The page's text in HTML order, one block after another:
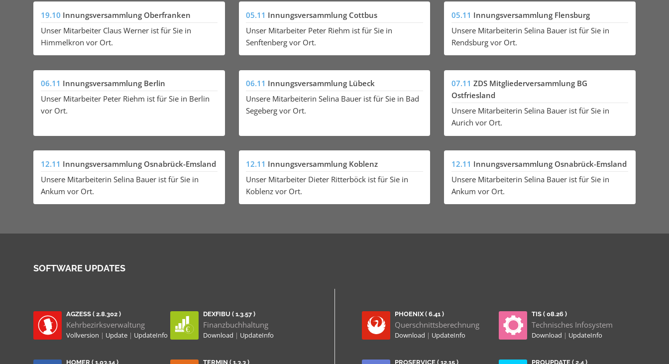
19.10 Innungsversammlung Oberfranken
Unser Mitarbeiter Claus Werner ist für Sie in
Himmelkron vor Ort.
05.11 Innungsversammlung Cottbus
Unser Mitarbeiter Peter Riehm ist für Sie in
Senftenberg vor Ort.
05.11 Innungsversammlung Flensburg
Unsere Mitarbeiterin Selina Bauer ist für Sie in
Rendsburg vor Ort.
06.11 Innungsversammlung Berlin
Unser Mitarbeiter Peter Riehm ist für Sie in Berlin
vor Ort.
06.11 Innungsversammlung Lübeck
Unsere Mitarbeiterin Selina Bauer ist für Sie in Bad
Segeberg vor Ort.
07.11 ZDS Mitgliederversammlung BG
Ostfriesland
Unsere Mitarbeiterin Selina Bauer ist für Sie in
Aurich vor Ort.
12.11 Innungsversammlung Osnabrück-Emsland
Unsere Mitarbeiterin Selina Bauer ist für Sie in
Ankum vor Ort.
12.11 Innungsversammlung Koblenz
Unser Mitarbeiter Dieter Ritterböck ist für Sie in
Koblenz vor Ort.
12.11 Innungsversammlung Osnabrück-Emsland
Unsere Mitarbeiterin Selina Bauer ist für Sie in
Ankum vor Ort.
SOFTWARE UPDATES
AGZESS ( 2.8.302 )
Kehrbezirksverwaltung
Vollversion | Update | UpdateInfo
DEXFIBU ( 1.3.57 )
Finanzbuchhaltung
Download | UpdateInfo
HOMER ( 1.03.14 ) TERMIN ( 1.3.3 )
PHOENIX ( 6.41 )
Querschnittsberechnung
Download | UpdateInfo
TIS ( 08.26 )
Technisches Infosystem
Download | UpdateInfo
PROSERVICE ( 12.15 ) PROUPDATE ( 2.4 )